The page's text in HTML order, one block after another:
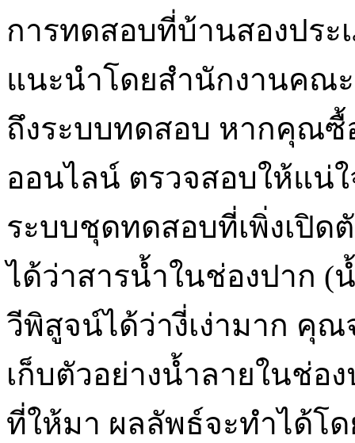
การทดสอบที่บ้านสองปร
แนะนำโดยสำนักงานคณ
ถึงระบบทดสอบ หากคุณ
ออนไลน์ ตรวจสอบให้แน่
ระบบชุดทดสอบที่เพิ่งเปิด
ได้ว่าสารน้ำในช่องปาก (
วีพิสูจน์ได้ว่างี่เง่ามาก คุณ
เก็บตัวอย่างน้ำลายในช่
ที่ให้มา ผลลัพธ์จะทำได้โ